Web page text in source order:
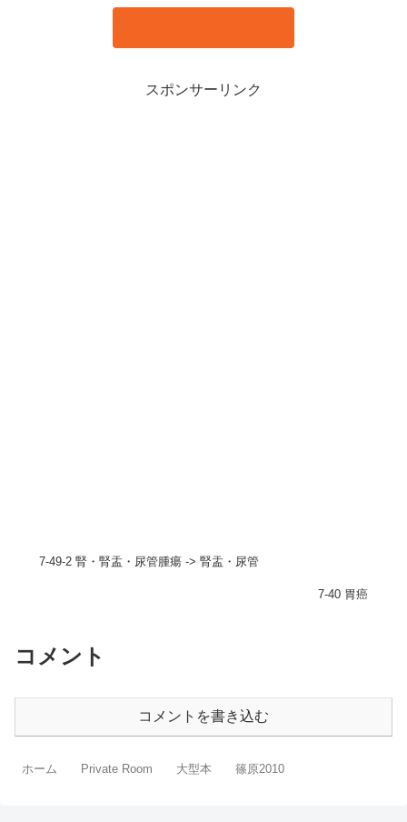
スポンサーリンク
7-49-2 腎・腎盂・尿管腫瘍 -> 腎盂・尿管
7-40 胃癌
コメント
コメントを書き込む
ホーム Private Room 大型本 篠原2010